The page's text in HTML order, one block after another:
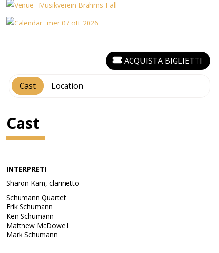
Musikverein Brahms Hall
mer 07 ott 2026
Cast Location
ACQUISTA BIGLIETTI
Cast
INTERPRETI
Sharon Kam, clarinetto
Schumann Quartet
Erik Schumann
Ken Schumann
Matthew McDowell
Mark Schumann